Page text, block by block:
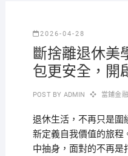
2026-04-28
斷捨離退休美
包更安全，開
POST BY ADMIN 當鋪金融
退休生活，不再只是圍
新定義自我價值的旅程
中抽身，面對的不再是